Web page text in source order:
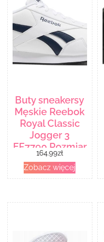
Buty sneakersy
Męskie Reebok
Royal Classic
Jogger 3
EF7790 Rozmiar
44.5
164.99zł
Zobacz więcej